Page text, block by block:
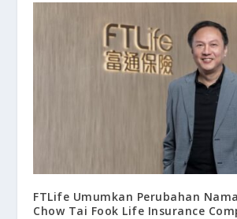
FTLife Umumkan Perubahan
Chow Tai Fook Life Insurance